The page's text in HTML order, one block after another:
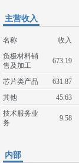
主营收入
名称 收入
负极材料销
售及加工
673.19
芯片类产品 631.87
其他
45.63
技术服务业
务
9.58
内部